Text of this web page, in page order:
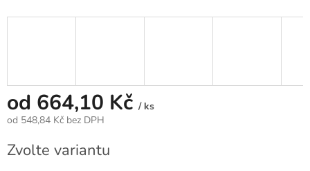
od 664,10 Kč / ks
od 548,84 Kč bez DPH
cena:
Zvolte variantu